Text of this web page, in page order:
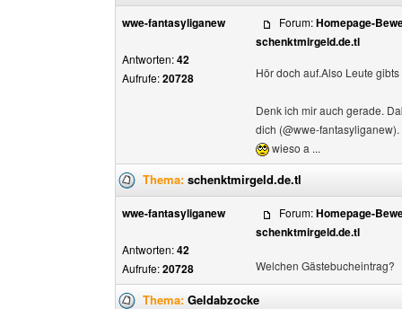
wwe-fantasyliganew
Antworten:42
Aufrufe:20728
Forum:Homepage-
schenktmirgeld.de.tl
Hör doch auf.Also Leute
Denk ich mir auch gerade.
dich (@wwe-fantasyliganew).
wieso a ...
Thema: schenktmirgeld.de.tl
wwe-fantasyliganew
Antworten:42
Aufrufe:20728
Forum:Homepage-
schenktmirgeld.de.tl
Welchen Gästebucheintrag?
Thema: Geldabzocke